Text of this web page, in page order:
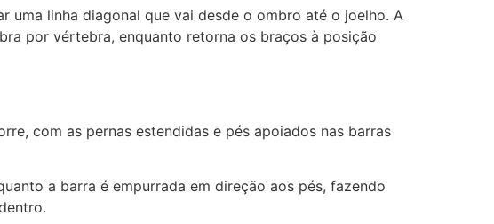
uma linha diagonal que vai desde o ombro até o joelho. A
por vértebra, enquanto retorna os braços à posição
com as pernas estendidas e pés apoiados nas barras
a barra é empurrada em direção aos pés, fazendo